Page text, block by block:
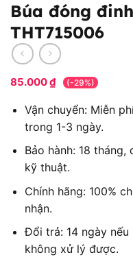
Búa đóng
THT715006
85.000₫ (-29%)
Vận chuyển: Miễn
trong 1-3 ngày.
Bảo hành: 18
kỹ thuật.
Chính hãng: 100%
nhận.
Đổi trả: 14 ngày nếu
không xử lý được.